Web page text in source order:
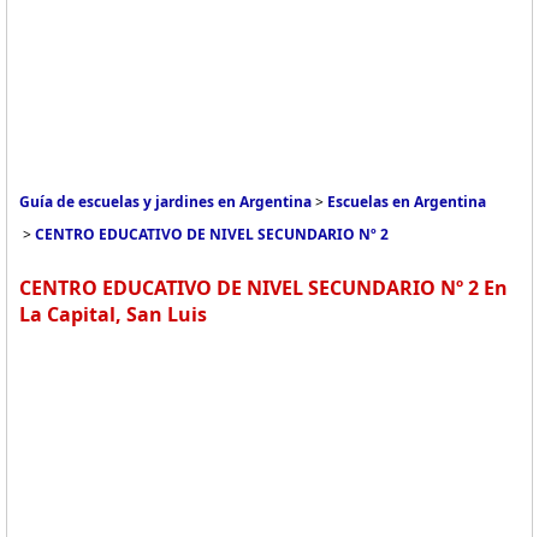
Guía de escuelas y jardines en Argentina> Escuelas en Argentina
>CENTRO EDUCATIVO DE NIVEL SECUNDARIO Nº 2
CENTRO EDUCATIVO DE NIVEL SECUNDARIO Nº 2 En
La Capital, San Luis